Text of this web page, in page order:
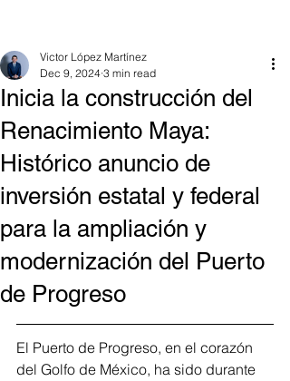
Inicia la construcción del
Renacimiento Maya:
Histórico anuncio de
inversión estatal y federal
para la ampliación y
modernización del Puerto
de Progreso
Victor López Martínez
Dec 9, 2024 3 min read
El Puerto de Progreso, en el corazón
del Golfo de México, ha sido durante